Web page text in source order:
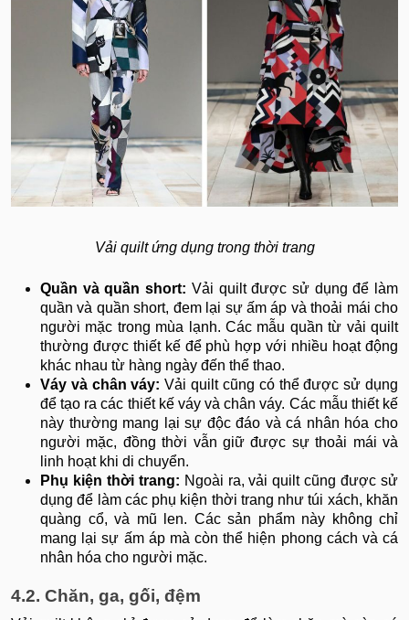
​​​​​​​Vải quilt ứng dụng trong thời trang
Quần và quần short: Vải quilt được sử dụng để làm
quần và quần short, đem lại sự ấm áp và thoải mái cho
người mặc trong mùa lạnh. Các mẫu quần từ vải quilt
thường được thiết kế để phù hợp với nhiều hoạt động
khác nhau từ hàng ngày đến thể thao.
Váy và chân váy: Vải quilt cũng có thể được sử dụng
để tạo ra các thiết kế váy và chân váy. Các mẫu thiết kế
này thường mang lại sự độc đáo và cá nhân hóa cho
người mặc, đồng thời vẫn giữ được sự thoải mái và
linh hoạt khi di chuyển.
Phụ kiện thời trang: Ngoài ra, vải quilt cũng được sử
dụng để làm các phụ kiện thời trang như túi xách, khăn
quàng cổ, và mũ len. Các sản phẩm này không chỉ
mang lại sự ấm áp mà còn thể hiện phong cách và cá
nhân hóa cho người mặc.
4.2. Chăn, ga, gối, đệm